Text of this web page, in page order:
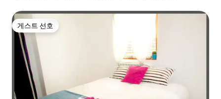
게스트 선호
게스트 선호